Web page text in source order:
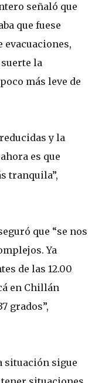
señaló que
que fuese
evacuaciones,
la
más leve de
y la
es que
tranquila”,
que “se nos
Ya
de las 12.00
en Chillán
grados”,
situación sigue